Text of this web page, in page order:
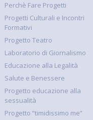
Perchè Fare Progetti
Progetti Culturali e Incontri
Formativi
Progetto Teatro
Laboratorio di Giornalismo
Educazione alla Legalità
Salute e Benessere
Progetto educazione alla
sessualità
Progetto “timidissimo me”